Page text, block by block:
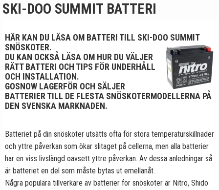
SKI-DOO SUMMIT BATTERI
HÄR KAN DU LÄSA OM BATTERI TILL SKI-DOO SUMMIT
SNÖSKOTER.
DU KAN OCKSÅ LÄSA OM HUR DU VÄLJER
RÄTT BATTERI OCH TIPS FÖR UNDERHÅLL
OCH INSTALLATION.
GOSNOW LAGERFÖR OCH SÄLJER
BATTERIER TILL DE FLESTA SNÖSKOTERMODELLERNA PÅ
DEN SVENSKA MARKNADEN.
Batteriet på din snöskoter utsätts ofta för stora temperaturskillnader
och yttre påverkan som ökar slitaget på cellerna, men alla batterier
har en viss livslängd oavsett yttre påverkan. Av dessa anledningar så
är batteriet en del som måste bytas ut emellanåt.
Några populära tillverkare av batterier för snöskoter är Nitro, Shido